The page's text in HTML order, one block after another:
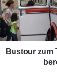
Bustour zum